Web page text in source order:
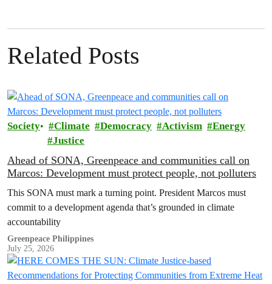
Related Posts
Society Climate Democracy Activism
Energy
Justice
Ahead of SONA, Greenpeace and communities call on
Marcos: Development must protect people, not polluters
This SONA must mark a turning point. President Marcos must
commit to a development agenda that’s grounded in climate
accountability
Greenpeace Philippines
July 25, 2026